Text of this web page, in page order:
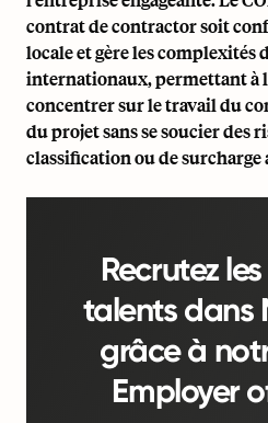
contrat de contractor soit
locale et gère les complexités
internationaux, permettant à
concentrer sur le travail du
du projet sans se soucier des
classification ou de
Recrutez
talents dans
grâce à
Employer